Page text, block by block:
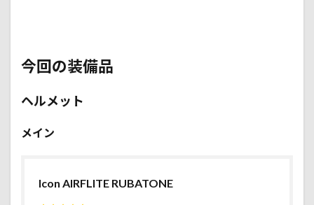
今回の装備品
ヘルメット
メイン
Icon AIRFLITE RUBATONE